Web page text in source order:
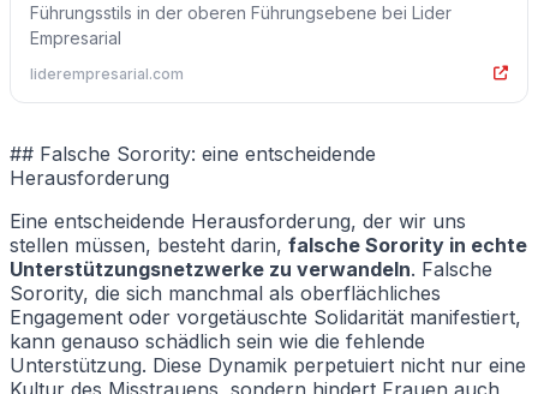
Führungsstils in der oberen Führungsebene bei Lider
Empresarial
liderempresarial.com
## Falsche Sorority: eine entscheidende
Herausforderung
Eine entscheidende Herausforderung, der wir uns
stellen müssen, besteht darin, falsche Sorority in echte
Unterstützungsnetzwerke zu verwandeln. Falsche
Sorority, die sich manchmal als oberflächliches
Engagement oder vorgetäuschte Solidarität manifestiert,
kann genauso schädlich sein wie die fehlende
Unterstützung. Diese Dynamik perpetuiert nicht nur eine
Kultur des Misstrauens, sondern hindert Frauen auch